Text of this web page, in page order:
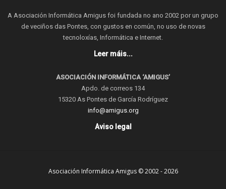
A Asociación Informática Amigus foi fundada no ano 2002 por un grupo
de veciños das Pontes, con gustos en común, no uso de novas
tecnoloxías, Informática e Internet.
Leer máis...
ASOCIACIÓN INFORMÁTICA ‘AMIGUS’
Apdo. de correos 134
15320 As Pontes de García Rodríguez
info@amigus.org
Aviso legal
Asociación Informática Amigus © 2002 - 2026